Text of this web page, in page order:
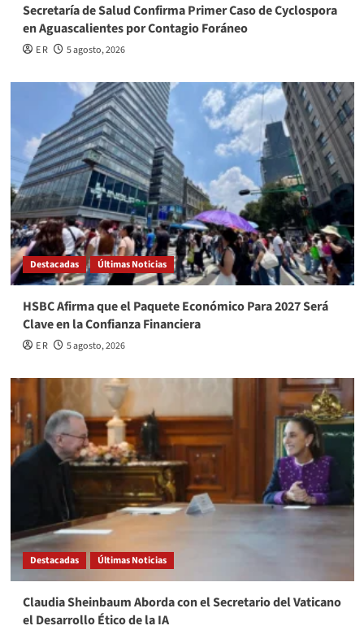
Secretaría de Salud Confirma Primer Caso de Cyclospora
en Aguascalientes por Contagio Foráneo
E R 5 agosto, 2026
Destacadas Últimas Noticias
HSBC Afirma que el Paquete Económico Para 2027 Será
Clave en la Confianza Financiera
E R 5 agosto, 2026
Destacadas Últimas Noticias
Claudia Sheinbaum Aborda con el Secretario del Vaticano
el Desarrollo Ético de la IA